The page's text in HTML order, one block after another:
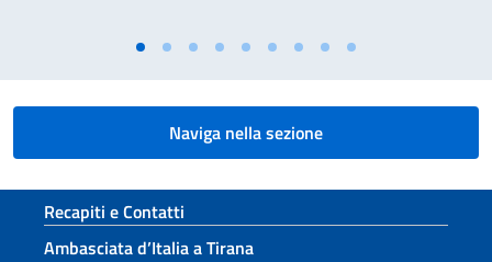
Naviga nella sezione
Sezione footer
Recapiti e Contatti
Ambasciata d’Italia a Tirana